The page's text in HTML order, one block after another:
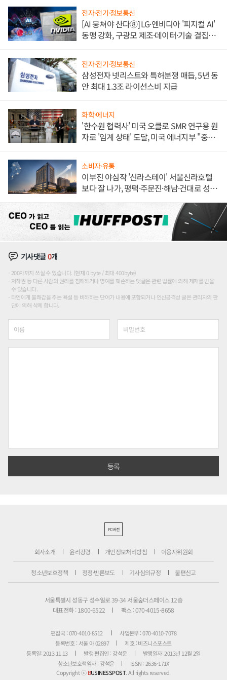
전자·전기·정보통신
[AI 뭉쳐야 산다⑧] LG·엔비디아 '피지컬 AI'
동맹 강화, 구광모 제조·데이터·기술 결집
전자·전기·정보통신
삼성전자 넷리스트와 특허분쟁 매듭, 5년 동
안 최대 1.3조 라이선스비 지급
화학·에너지
'한수원 협력사' 미국 오클로 SMR 연구용 원
자로 '임계 상태' 도달, 미국 에너지부 "중요
소비자·유통
이부진 야심작 '신라스테이' 서울신라호텔
보다 잘 나가, 평택·주문진·해남·건대로 성
기사댓글0개
200자까지 쓰실 수 있습니다. (현재 0 byte / 최대 400byte)
저작권 등 다른 사람의 권리를 침해하거나 명예를 훼손하는 댓글은 관련 법률에 의해 제재를 받을
수 있습니다.
타인에게 불쾌감을 주는 욕설 등 비하하는 단어가 내용에 포함되거나 인신공격성 글은 관리자의 판
단에 의해 삭제 합니다.
PC버전
회사소개 윤리강령 개인정보처리방침 이용자위원회
청소년보호정책 정정·반론보도 기사심의규정 불편신고
서울특별시 성동구 성수일로 39-34 서울숲더스페이스 12층
대표전화 : 1800-6522
팩스 : 070-4015-8658
편집국 : 070-4010-8512
사업본부 : 070-4010-7078
등록번호 : 서울 아 02897
제호 : 비즈니스포스트
등록일: 2013.11.13
발행·편집인 : 강석운
발행일자: 2013년 12월 2일
청소년보호책임자 : 강석운
ISSN : 2636-171X
Copyright ⓒBUSINESSPOST. All rights reserved.